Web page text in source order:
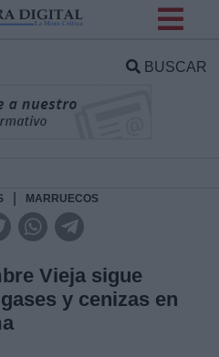
BUSCAR
MARRUECOS
Vieja sigue
y cenizas en